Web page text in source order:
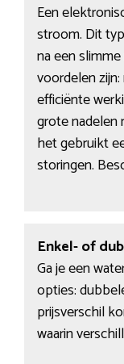
Een
stroom. Dit
na een
voordelen
efficiënte
grote nadelen
het gebruikt
storingen.
Enkel- of
Ga je een
opties:
prijsverschil
waarin